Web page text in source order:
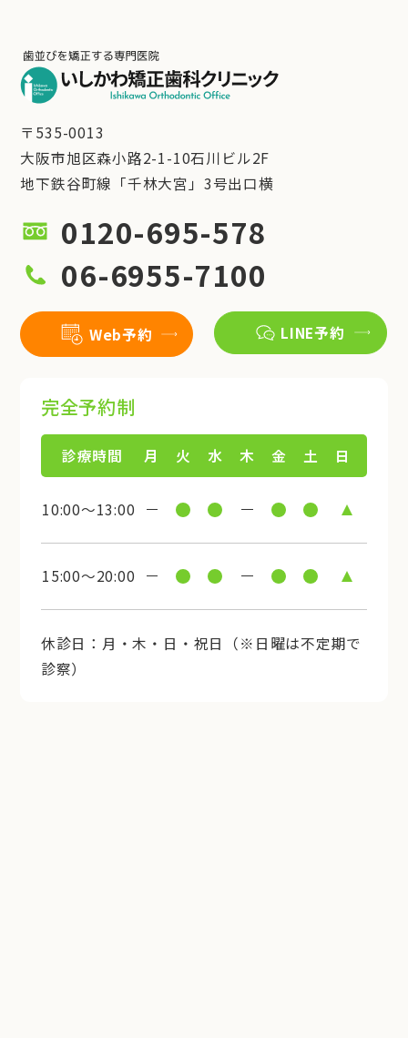
〒535-0013
大阪市旭区森小路2-1-10石川ビル2F
地下鉄谷町線「千林大宮」3号出口横
0120-695-578
06-6955-7100
Web予約 LINE予約
完全予約制
診療時間 月 火 水 木 金 土 日
10:00～13:00
15:00～20:00
休診日：月・木・日・祝日（※日曜は不定期で
診察）